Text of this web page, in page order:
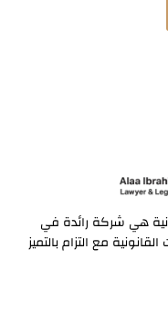
هي شركة رائدة في
مع التزام بالتميز